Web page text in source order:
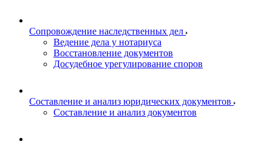
Сопровождение наследственных дел
Ведение дела у нотариуса
Восстановление документов
Досудебное урегулирование споров
Составление и анализ юридических документов
Составление и анализ документов